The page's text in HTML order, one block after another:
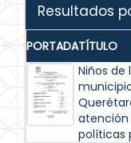
Resultados
PORTADATÍTULO
Niños de
atención
políticas